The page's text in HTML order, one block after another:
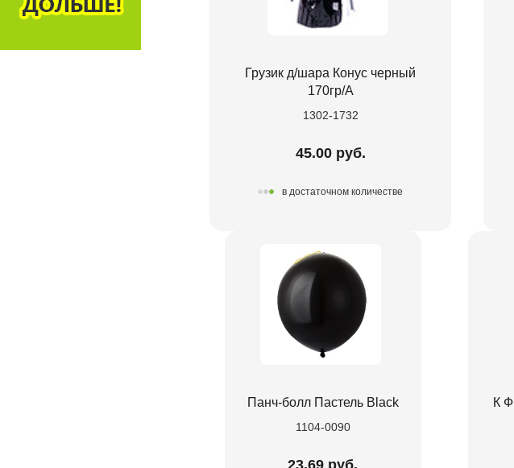
Грузик д/шара Конус черный
170гр/A
1302-1732
45.00 руб.
в достаточном количестве
Панч-болл Пастель Black
1104-0090
23.69 руб.
К